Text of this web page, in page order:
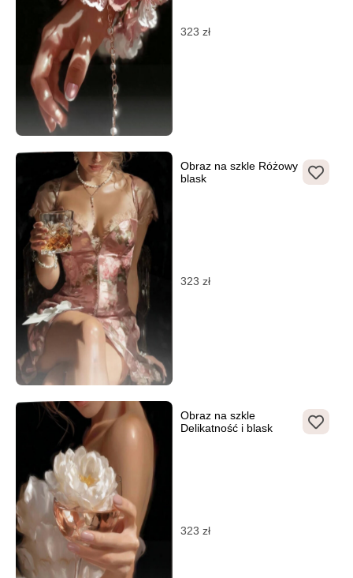
323 zł
Obraz na szkle Różowy
blask
323 zł
Obraz na szkle
Delikatność i blask
323 zł